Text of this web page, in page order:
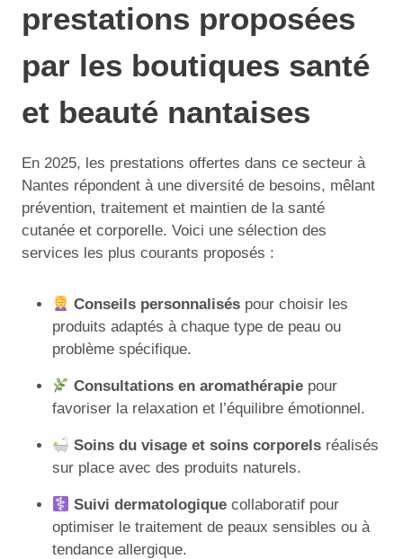
prestations proposées
par les boutiques santé
et beauté nantaises
En 2025, les prestations offertes dans ce secteur à
Nantes répondent à une diversité de besoins, mêlant
prévention, traitement et maintien de la santé
cutanée et corporelle. Voici une sélection des
services les plus courants proposés :
Conseils personnalisés pour choisir les
produits adaptés à chaque type de peau ou
problème spécifique.
Consultations en aromathérapie pour
favoriser la relaxation et l’équilibre émotionnel.
Soins du visage et soins corporels réalisés
sur place avec des produits naturels.
Suivi dermatologique collaboratif pour
optimiser le traitement de peaux sensibles ou à
tendance allergique.